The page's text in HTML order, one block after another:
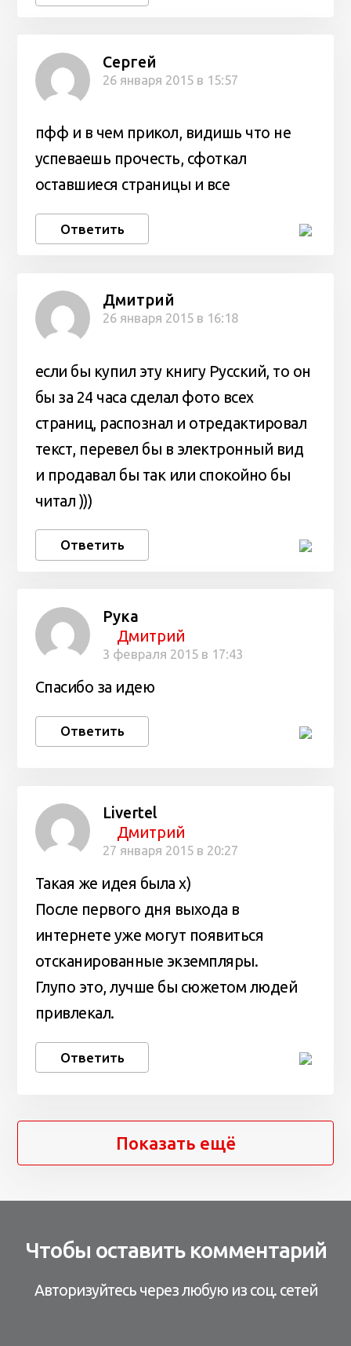
Сергей
26 января 2015 в 15:57
пфф и в чем прикол, видишь что не
успеваешь прочесть, сфоткал
оставшиеся страницы и все
Ответить
Дмитрий
26 января 2015 в 16:18
если бы купил эту книгу Русский, то он
бы за 24 часа сделал фото всех
страниц, распознал и отредактировал
текст, перевел бы в электронный вид
и продавал бы так или спокойно бы
читал )))
Ответить
Рука
Дмитрий
3 февраля 2015 в 17:43
Спасибо за идею
Ответить
Livertel
Дмитрий
27 января 2015 в 20:27
Такая же идея была х)
После первого дня выхода в
интернете уже могут появиться
отсканированные экземпляры.
Глупо это, лучше бы сюжетом людей
привлекал.
Ответить
Показать ещё
Чтобы оставить комментарий
Авторизуйтесь через любую из соц. сетей